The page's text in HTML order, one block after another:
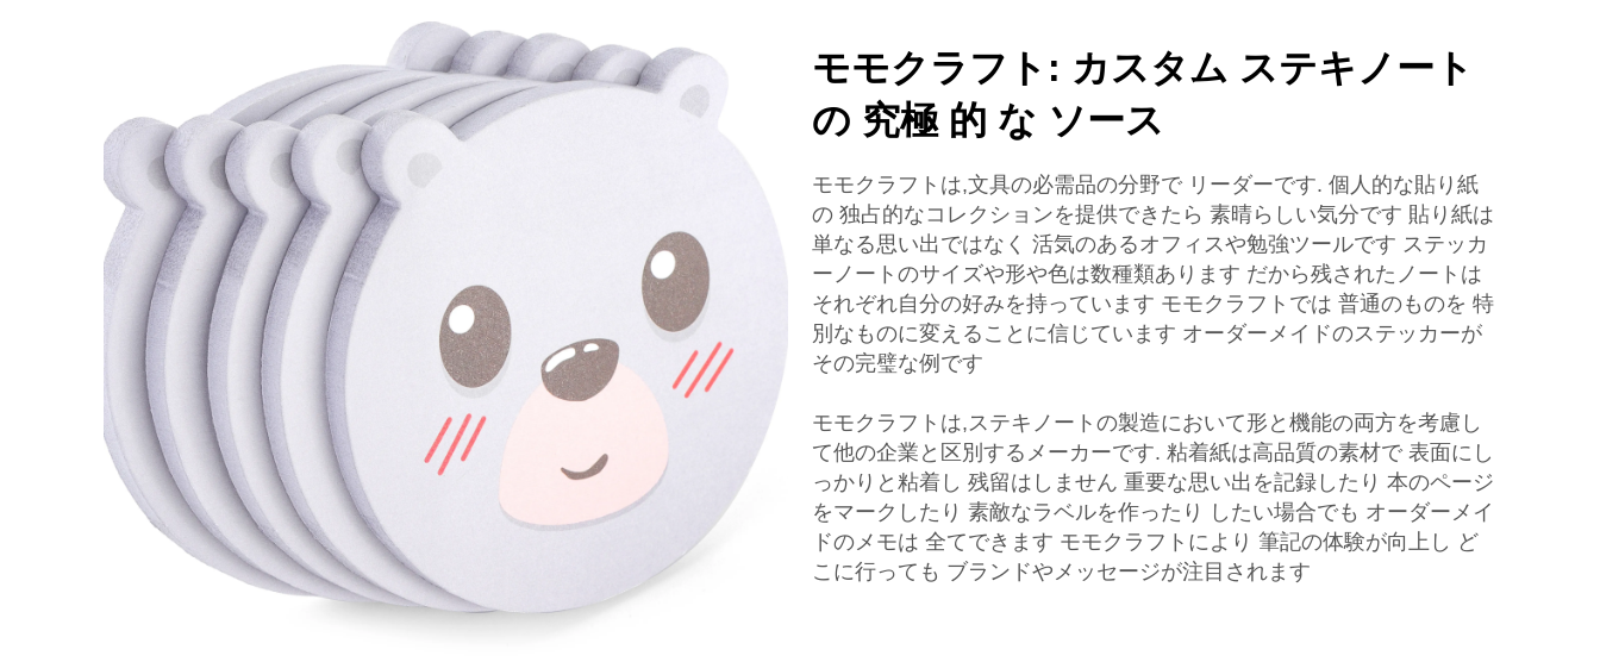
モモクラフト: カスタム ステキノート
の 究極 的 な ソース
モモクラフトは,文具の必需品の分野で リーダーです. 個人的な貼り紙
の 独占的なコレクションを提供できたら 素晴らしい気分です 貼り紙は
単なる思い出ではなく 活気のあるオフィスや勉強ツールです ステッカ
ーノートのサイズや形や色は数種類あります だから残されたノートは
それぞれ自分の好みを持っています モモクラフトでは 普通のものを 特
別なものに変えることに信じています オーダーメイドのステッカーが
その完璧な例です
モモクラフトは,ステキノートの製造において形と機能の両方を考慮し
て他の企業と区別するメーカーです. 粘着紙は高品質の素材で 表面にし
っかりと粘着し 残留はしません 重要な思い出を記録したり 本のページ
をマークしたり 素敵なラベルを作ったり したい場合でも オーダーメイ
ドのメモは 全てできます モモクラフトにより 筆記の体験が向上し ど
こに行っても ブランドやメッセージが注目されます